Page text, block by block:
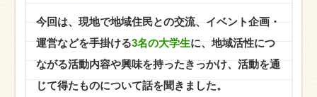
今回は、現地で地域住民との交流、イベント企画・
運営などを手掛ける3名の大学生に、地域活性につ
ながる活動内容や興味を持ったきっかけ、活動を通
じて得たものについて話を聞きました。